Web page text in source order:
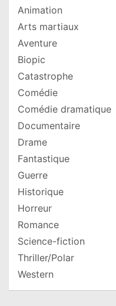
Animation
Arts martiaux
Aventure
Biopic
Catastrophe
Comédie
Comédie dramatique
Documentaire
Drame
Fantastique
Guerre
Historique
Horreur
Romance
Science-fiction
Thriller/Polar
Western